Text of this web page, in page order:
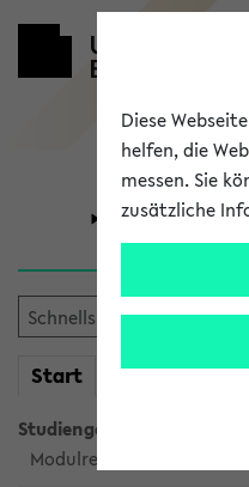
Universität
Start meineKVV
Studiengangsauswahl
Modulrecherche
Diese
helfen, die
messen. Sie
zusätzliche